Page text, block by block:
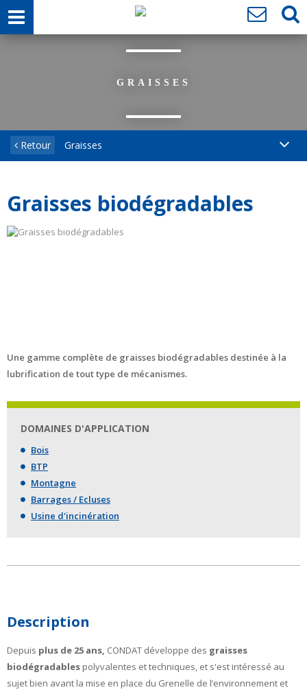
GRAISSES
Retour Graisses
Graisses biodégradables
Une gamme complète de graisses biodégradables destinée à la
lubrification de tout type de mécanismes.
DOMAINES D'APPLICATION
Bois
BTP
Montagne
Barrages / Ecluses
Usine d'incinération
Description
Depuis plus de 25 ans, CONDAT développe des graisses
biodégradables polyvalentes et techniques, et s'est intéressé au
sujet bien avant la mise en place du Grenelle de l’environnement et